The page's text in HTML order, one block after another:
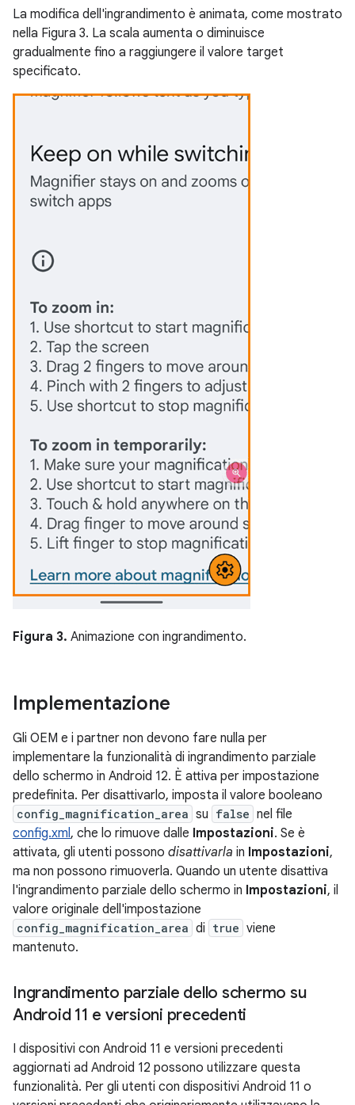
La modifica dell'ingrandimento è animata, come mostrato
nella Figura 3. La scala aumenta o diminuisce
gradualmente fino a raggiungere il valore target
specificato.
Figura 3. Animazione con ingrandimento.
Implementazione
Gli OEM e i partner non devono fare nulla per
implementare la funzionalità di ingrandimento parziale
dello schermo in Android 12. È attiva per impostazione
predefinita. Per disattivarlo, imposta il valore booleano
config_magnification_area su false nel file
config.xml , che lo rimuove dalle Impostazioni. Se è
attivata, gli utenti possono disattivarla in Impostazioni,
ma non possono rimuoverla. Quando un utente disattiva
l'ingrandimento parziale dello schermo in Impostazioni, il
valore originale dell'impostazione
config_magnification_area di true viene
mantenuto.
Ingrandimento parziale dello schermo su
Android 11 e versioni precedenti
I dispositivi con Android 11 e versioni precedenti
aggiornati ad Android 12 possono utilizzare questa
funzionalità. Per gli utenti con dispositivi Android 11 o